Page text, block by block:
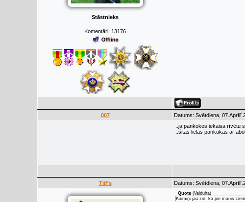
Stāstnieks
Komentāri: 13176
007 Datums: Svētdiena,
..ja pankokos iekaisa rīvētu
..šitās lielās pankūkas ar
TiiFs Datums: Svētdiena,
Quote (Valduha)
Kaimiņi jau zin, ka pie manis